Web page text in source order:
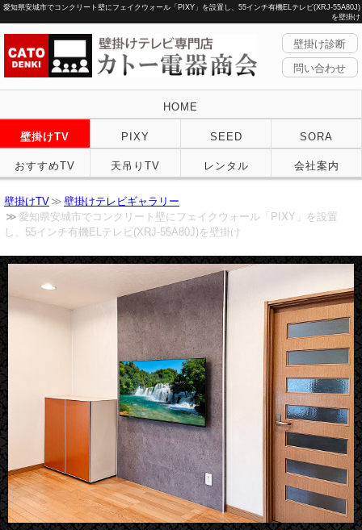
愛知県安城市でコンクリート壁にフェイクウォール「PIXY」を設置し、55インチ有機ELテレビ(XRJ-55A80J)
を壁掛け
壁掛け診断
問い合わせ
HOME
壁掛けTV PIXY SEED SORA
おすすめTV 天吊りTV レンタル 会社案内
壁掛けTV
壁掛けテレビギャラリー
愛知県安城市でコンクリート壁にフェイクウォール「PIXY」を設置
し、55インチ有機ELテレビ(XRJ-55A80J)を壁掛け